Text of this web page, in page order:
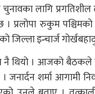
लागि प्रगतिशील
प्रलोपा रुकुम
जिल्ला इन्चार्ज
नै थियो । आजको
शर्मा आगामी